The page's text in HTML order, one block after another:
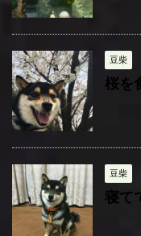
豆柴
桜を
豆柴
寝て